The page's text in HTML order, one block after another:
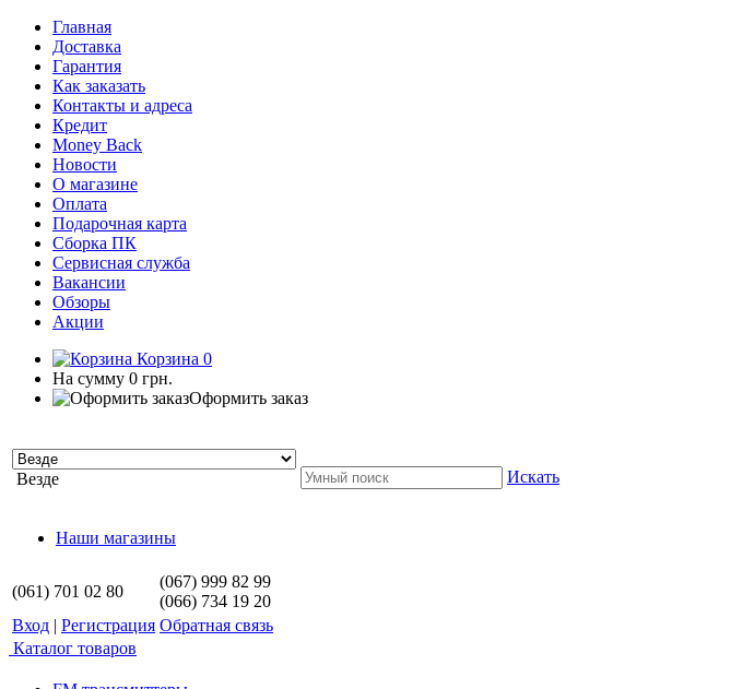
Главная
Доставка
Гарантия
Как заказать
Контакты и адреса
Кредит
Money Back
Новости
О магазине
Оплата
Подарочная карта
Сборка ПК
Сервисная служба
Вакансии
Обзоры
Акции
Корзина 0
На сумму 0 грн.
Оформить заказ
Везде Искать
Наши магазины
(061) 701 02 80
(067) 999 82 99
(066) 734 19 20
Вход | Регистрация Обратная связь
Каталог товаров